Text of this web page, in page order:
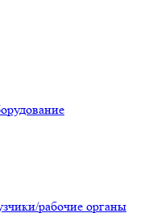
рабочие органы